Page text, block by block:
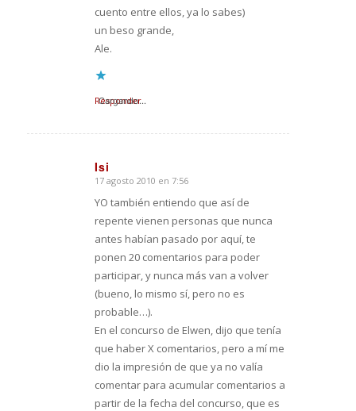
cuento entre ellos, ya lo sabes)
un beso grande,
Ale.
Cargando...
Responder
Isi
Dice:
17 agosto 2010 en 7:56
YO también entiendo que así de
repente vienen personas que nunca
antes habían pasado por aquí, te
ponen 20 comentarios para poder
participar, y nunca más van a volver
(bueno, lo mismo sí, pero no es
probable…).
En el concurso de Elwen, dijo que tenía
que haber X comentarios, pero a mí me
dio la impresión de que ya no valía
comentar para acumular comentarios a
partir de la fecha del concurso, que es